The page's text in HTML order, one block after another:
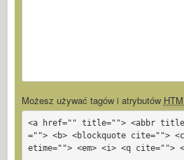
Możesz używać tagów i atrybutów
<a href="" title=""> <abbr
=""> <b> <blockquote cite="">
etime=""> <em> <i> <q cite="">